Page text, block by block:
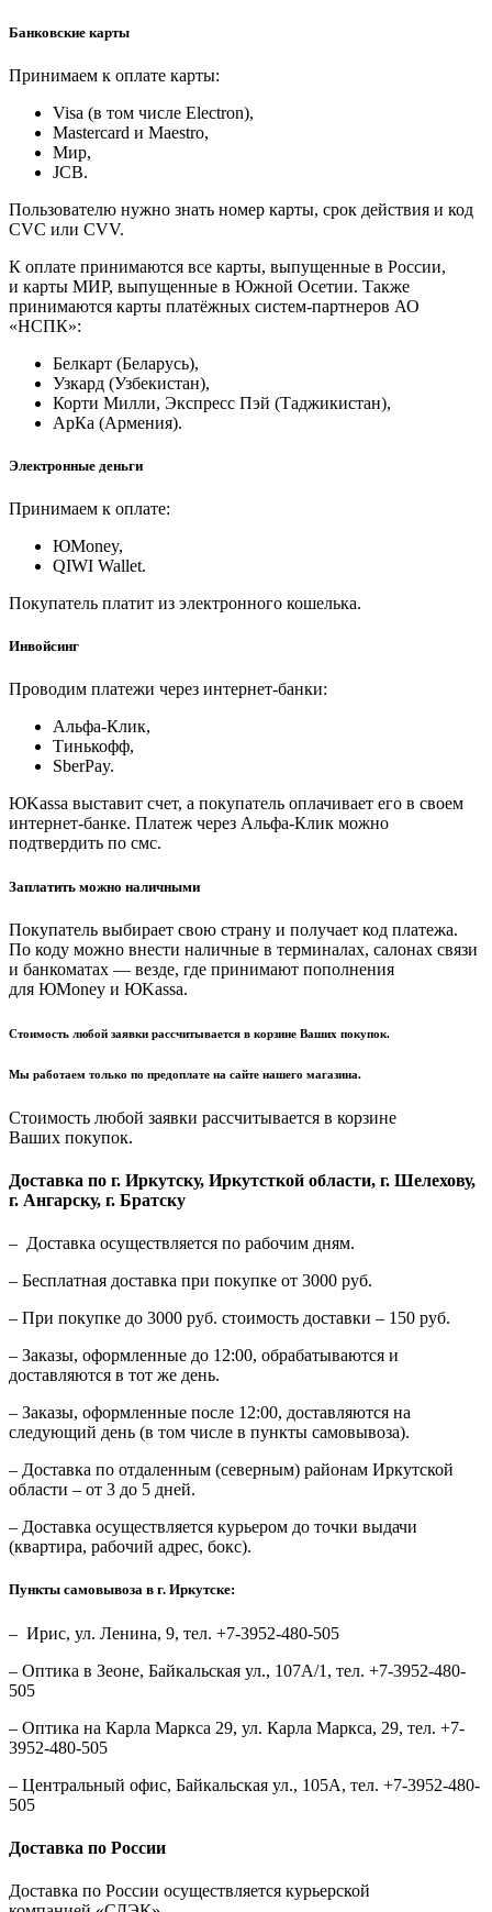
Банковские карты
Принимаем к оплате карты:
Visa (в том числе Electron),
Masterсard и Maestro,
Мир,
JCB.
Пользователю нужно знать номер карты, срок действия и код
CVC или CVV.
К оплате принимаются все карты, выпущенные в России,
и карты МИР, выпущенные в Южной Осетии. Также
принимаются карты платёжных систем-партнеров АО
«НСПК»:
Белкарт (Беларусь),
Узкард (Узбекистан),
Корти Милли, Экспресс Пэй (Таджикистан),
АрКа (Армения).
Электронные деньги
Принимаем к оплате:
ЮMoney,
QIWI Wallet.
Покупатель платит из электронного кошелька.
Инвойсинг
Проводим платежи через интернет-банки:
Альфа-Клик,
Тинькофф,
SberPay.
ЮKassa выставит счет, а покупатель оплачивает его в своем
интернет-банке. Платеж через Альфа-Клик можно
подтвердить по смс.
Заплатить можно наличными
Покупатель выбирает свою страну и получает код платежа.
По коду можно внести наличные в терминалах, салонах связи
и банкоматах — везде, где принимают пополнения
для ЮMoney и ЮKassa.
Стоимость любой заявки рассчитывается в корзине Ваших покупок.
Мы работаем только по предоплате на сайте нашего магазина.
Стоимость любой заявки рассчитывается в корзине
Ваших покупок.
Доставка по г. Иркутску, Иркутсткой области, г. Шелехову,
г. Ангарску, г. Братску
– Доставка осуществляется по рабочим дням.
– Бесплатная доставка при покупке от 3000 руб.
– При покупке до 3000 руб. стоимость доставки – 150 руб.
– Заказы, оформленные до 12:00, обрабатываются и
доставляются в тот же день.
– Заказы, оформленные после 12:00, доставляются на
следующий день (в том числе в пункты самовывоза).
– Доставка по отдаленным (северным) районам Иркутской
области – от 3 до 5 дней.
– Доставка осуществляется курьером до точки выдачи
(квартира, рабочий адрес, бокс).
Пункты самовывоза в г. Иркутске:
– Ирис, ул. Ленина, 9, тел. +7-3952-480-505
– Оптика в Зеоне, Байкальская ул., 107А/1, тел. +7-3952-480-
505
– Оптика на Карла Маркса 29, ул. Карла Маркса, 29, тел. +7-
3952-480-505
– Центральный офис, Байкальская ул., 105А, тел. +7-3952-480-
505
Доставка по России
Доставка по России осуществляется курьерской